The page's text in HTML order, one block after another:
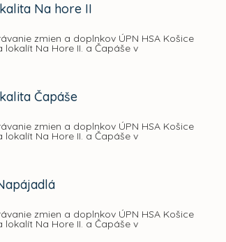
Na hore II
zmien a doplnkov ÚPN HSA Košice
Na Hore II. a Čapáše v
Čapáše
zmien a doplnkov ÚPN HSA Košice
Na Hore II. a Čapáše v
zmien a doplnkov ÚPN HSA Košice
Na Hore II. a Čapáše v